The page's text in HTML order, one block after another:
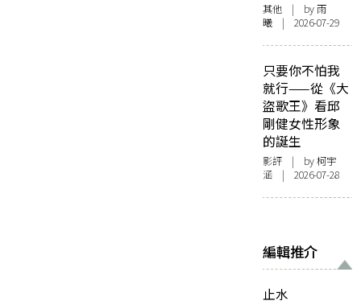
其他 | by 雨
曦 | 2026-07-29
只要你不怕我
就行——從《大
盜歌王》看邱
剛健女性形象
的誕生
影評 | by 柯宇
涵 | 2026-07-28
編輯推介
止水